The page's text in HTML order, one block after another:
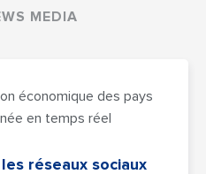
MEDIA
économique des pays
en temps réel
réseaux sociaux